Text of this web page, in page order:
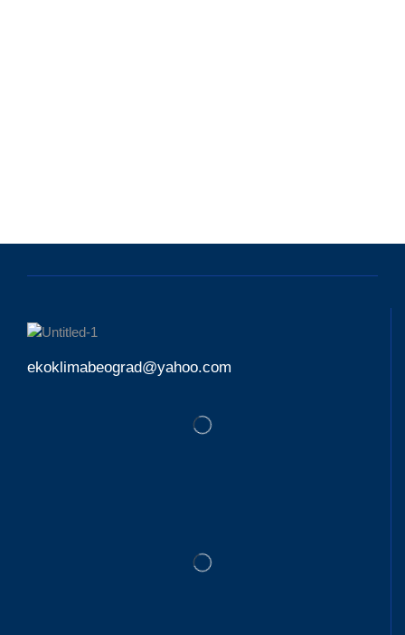
ekoklimabeograd@yahoo.com